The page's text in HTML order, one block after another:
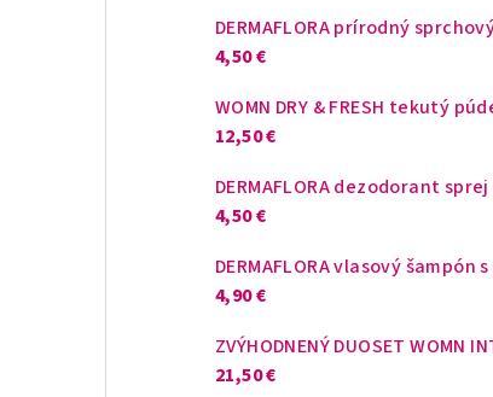
4,50 €
12,50 €
4,50 €
4,90 €
21,50 €